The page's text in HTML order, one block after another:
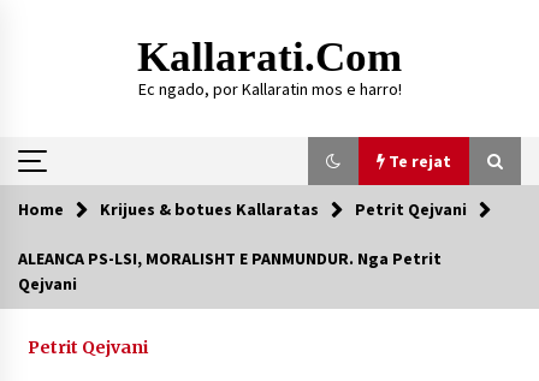
Kallarati.com
Ec ngado, por Kallaratin mos e harro!
Te rejat
Te rejat
DURRËS: ZGJEDHJE TË REJA TË DEGËS SË
16/07/2026
Home Krijues & botues Kallaratas Petrit Qejvani
ALEANCA PS-LSI, MORALISHT E PANMUNDUR. Nga Petrit
Qejvani
Petrit Qejvani